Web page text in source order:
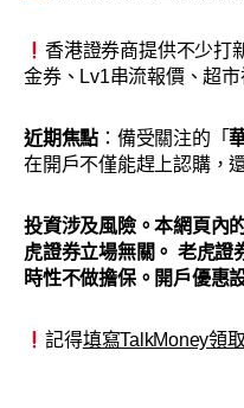
香港證券商提供不少打
金券、Lv1串流報價、超市
近期焦點 ：備受關注的「
在開戶不僅能趕上認購，
投資涉及風險。本網頁內
虎證券立場無關。 老虎證
時性不做擔保。開戶優惠
記得填寫TalkMoney領